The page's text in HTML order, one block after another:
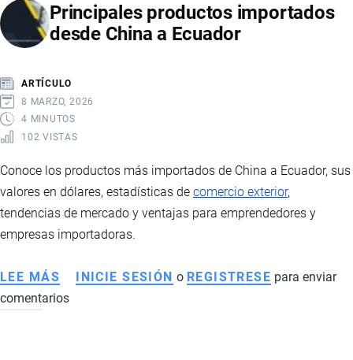
CATEGORÍAS,
COSTOS
Principales productos importados
desde China a Ecuador
ARTÍCULO
8 MARZO, 2026
4 MINUTOS
102 VISTAS
Conoce los productos más importados de China a Ecuador, sus
valores en dólares, estadísticas de comercio exterior,
tendencias de mercado y ventajas para emprendedores y
empresas importadoras.
LEE MÁS SOBRE
PRINCIPALES
INICIE SESIÓN o REGISTRESE para enviar
comentarios